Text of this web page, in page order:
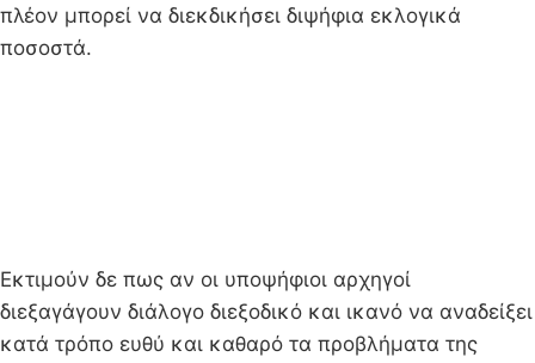
πλέον μπορεί να διεκδικήσει διψήφια εκλογικά
ποσοστά.
Εκτιμούν δε πως αν οι υποψήφιοι αρχηγοί
διεξαγάγουν διάλογο διεξοδικό και ικανό να αναδείξει
κατά τρόπο ευθύ και καθαρό τα προβλήματα της